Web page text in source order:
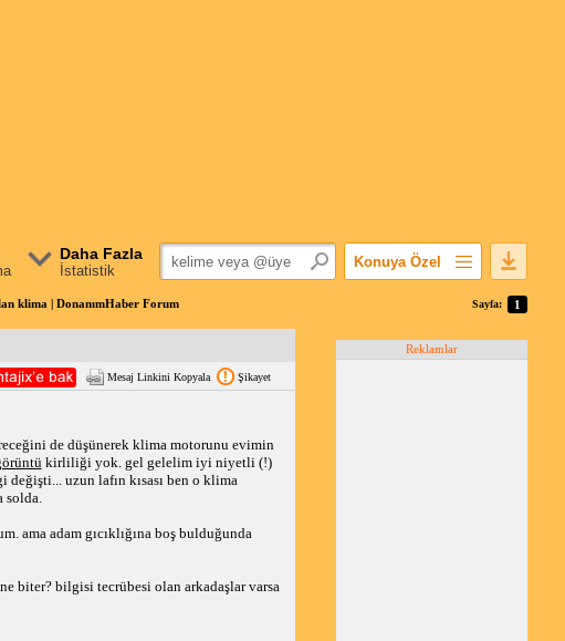
Daha Fazla
İstatistik
Konuya Özel
Popüler Mesajlar
klima | DonanımHaber Forum Sayfa: 1
Mesaj Linkini Kopyala Şikayet
de düşünerek klima motorunu evimin
kirliliği yok. gel gelelim iyi niyetli (!)
uzun lafın kısası ben o klima
solda.
ama adam gıcıklığına boş bulduğunda
biter? bilgisi tecrübesi olan arkadaşlar varsa
Reklamlar